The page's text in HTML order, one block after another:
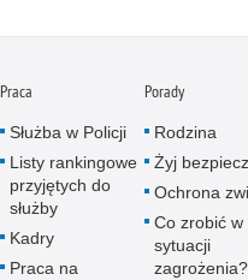
Praca
Służba w Policji
Listy rankingowe
przyjętych do
służby
Kadry
Praca na
Porady
Rodzina
Żyj
Ochrona
Co zrobić w
sytuacji
zagrożenia?